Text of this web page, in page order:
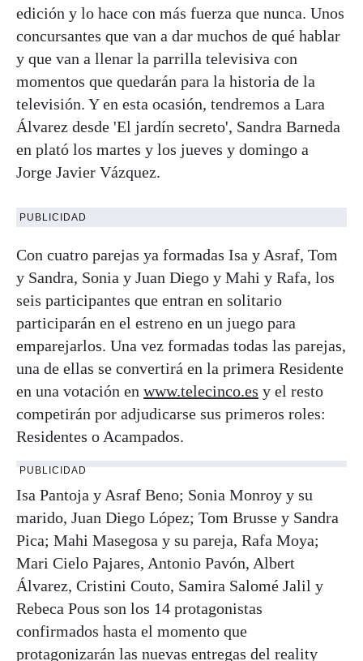
edición y lo hace con más fuerza que nunca. Unos
concursantes que van a dar muchos de qué hablar
y que van a llenar la parrilla televisiva con
momentos que quedarán para la historia de la
televisión. Y en esta ocasión, tendremos a Lara
Álvarez desde 'El jardín secreto', Sandra Barneda
en plató los martes y los jueves y domingo a
Jorge Javier Vázquez.
PUBLICIDAD
Con cuatro parejas ya formadas Isa y Asraf, Tom
y Sandra, Sonia y Juan Diego y Mahi y Rafa, los
seis participantes que entran en solitario
participarán en el estreno en un juego para
emparejarlos. Una vez formadas todas las parejas,
una de ellas se convertirá en la primera Residente
en una votación en www.telecinco.es y el resto
competirán por adjudicarse sus primeros roles:
Residentes o Acampados.
PUBLICIDAD
Isa Pantoja y Asraf Beno; Sonia Monroy y su
marido, Juan Diego López; Tom Brusse y Sandra
Pica; Mahi Masegosa y su pareja, Rafa Moya;
Mari Cielo Pajares, Antonio Pavón, Albert
Álvarez, Cristini Couto, Samira Salomé Jalil y
Rebeca Pous son los 14 protagonistas
confirmados hasta el momento que
protagonizarán las nuevas entregas del reality